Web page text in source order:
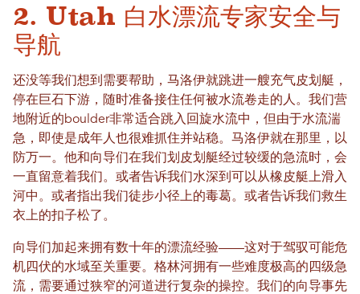
2. Utah 白水漂流专家安全与
导航
还没等我们想到需要帮助，马洛伊就跳进一艘充气皮划艇，
停在巨石下游，随时准备接住任何被水流卷走的人。我们营
地附近的boulder非常适合跳入回旋水流中，但由于水流湍
急，即使是成年人也很难抓住并站稳。马洛伊就在那里，以
防万一。他和向导们在我们划皮划艇经过较缓的急流时，会
一直留意着我们。或者告诉我们水深到可以从橡皮艇上滑入
河中。或者指出我们徒步小径上的毒葛。或者告诉我们救生
衣上的扣子松了。
向导们加起来拥有数十年的漂流经验——这对于驾驭可能危
机四伏的水域至关重要。格林河拥有一些难度极高的四级急
流，需要通过狭窄的河道进行复杂的操控。我们的向导事先